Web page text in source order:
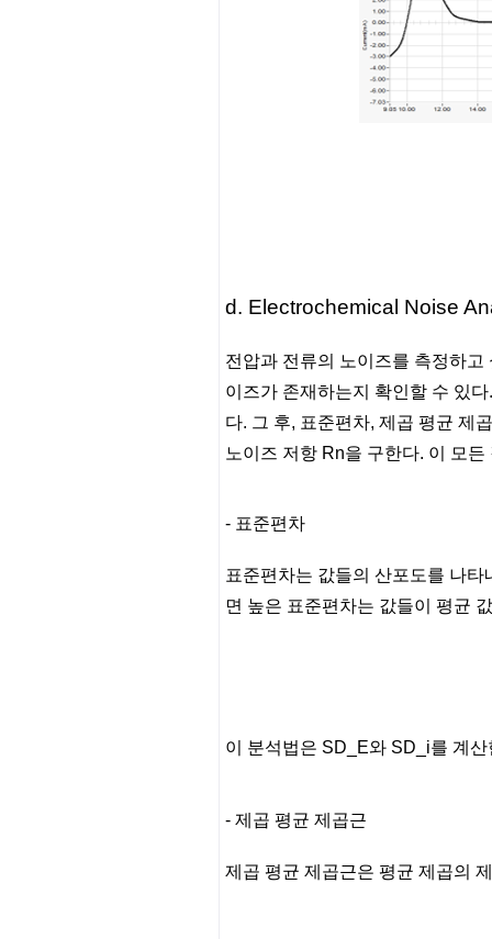
d. Electrochemical Noise
전압과 전류의 노이즈를 측정하
이즈가 존재하는지 확인할 수 있
다. 그 후, 표준편차, 제곱 평균 제
노이즈 저항 Rn을 구한다. 이 모
- 표준편차
표준편차는 값들의 산포도를 나
면 높은 표준편차는 값들이 평균
이 분석법은 SD_E와 SD_i를 계
- 제곱 평균 제곱근
제곱 평균 제곱근은 평균 제곱의